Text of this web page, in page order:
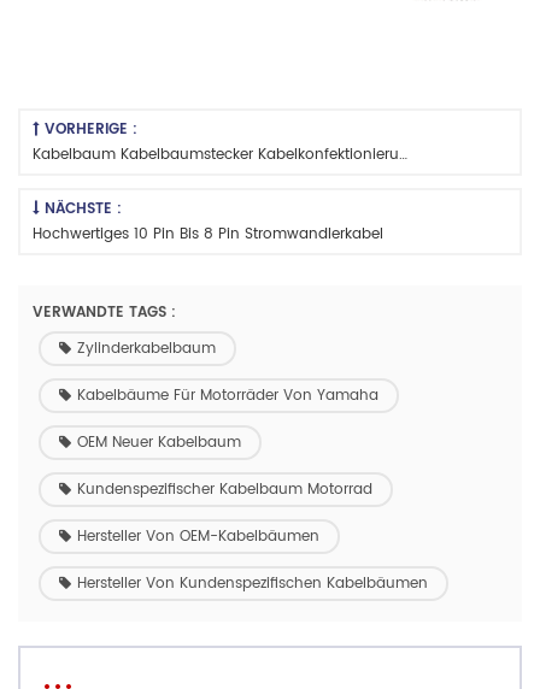
VORHERIGE :
Kabelbaum Kabelbaumstecker Kabelkonfektionierung Industrieelektronik
NÄCHSTE :
Hochwertiges 10 Pin Bis 8 Pin Stromwandlerkabel
VERWANDTE TAGS :
Zylinderkabelbaum
Kabelbäume Für Motorräder Von Yamaha
OEM Neuer Kabelbaum
Kundenspezifischer Kabelbaum Motorrad
Hersteller Von OEM-Kabelbäumen
Hersteller Von Kundenspezifischen Kabelbäumen